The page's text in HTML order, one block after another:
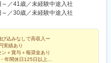
、宇治駅(奈良線)、久津川駅、山城
井駅(群馬県)、前橋大島駅、広駅、
台駅、東岩槻駅、大野原駅、亀山
駅、鶴岡駅、赤湯駅、奈古駅、日野
駅、十文字駅、扇田駅、三ツ境駅、
駅、磐田駅、美川駅、野々市駅(Ｉ
／41歳／未経験中途入社
／30歳／未経験中途入社
び込みなしで高収入ー
実績あり
＋賞与＋報奨金あり
年間休日125日以上